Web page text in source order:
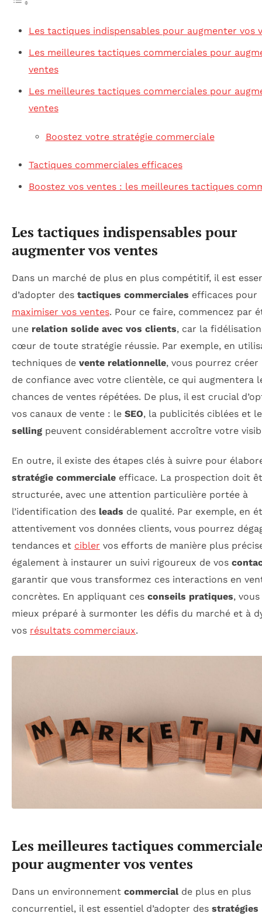
Les tactiques indispensables pour augmenter vos
Les meilleures tactiques commerciales pour
ventes
Les meilleures tactiques commerciales pour
ventes
Boostez votre stratégie commerciale
Tactiques commerciales efficaces
Boostez vos ventes : les meilleures tactiques
Les tactiques indispensables pour
augmenter vos ventes
Dans un marché de plus en plus compétitif, il est
d’adopter des tactiques commerciales efficaces pour
maximiser vos ventes. Pour ce faire, commencez par
une relation solide avec vos clients, car la
cœur de toute stratégie réussie. Par exemple, en
techniques de vente relationnelle, vous pourrez créer
de confiance avec votre clientèle, ce qui augmentera
chances de ventes répétées. De plus, il est crucial
vos canaux de vente : le SEO, la publicités ciblées et
selling peuvent considérablement accroître votre
En outre, il existe des étapes clés à suivre pour
stratégie commerciale efficace. La prospection doit
structurée, avec une attention particulière portée à
l’identification des leads de qualité. Par exemple, en
attentivement vos données clients, vous pourrez
tendances et cibler vos efforts de manière plus
également à instaurer un suivi rigoureux de vos
garantir que vous transformez ces interactions en
concrètes. En appliquant ces conseils pratiques,
mieux préparé à surmonter les défis du marché et à
vos résultats commerciaux.
Les meilleures tactiques
pour augmenter vos ventes
Dans un environnement commercialde plus en plus
concurrentiel, il est essentiel d’adopter des stratégies